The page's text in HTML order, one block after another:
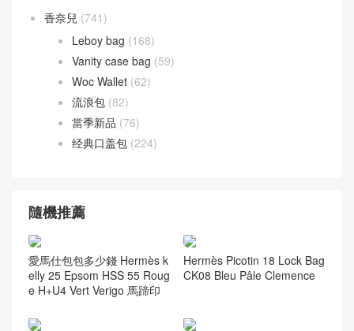
香奈兒 (741)
Leboy bag (168)
Vanity case bag (59)
Woc Wallet (62)
流浪包 (82)
當季新品 (76)
经典口盖包 (224)
隨機推薦
愛馬仕包包多少錢 Hermès k
elly 25 Epsom HSS 55 Roug
e H+U4 Vert Verigo 馬蹄印
Hermès Picotin 18 Lock Bag
CK08 Bleu Pâle Clemence